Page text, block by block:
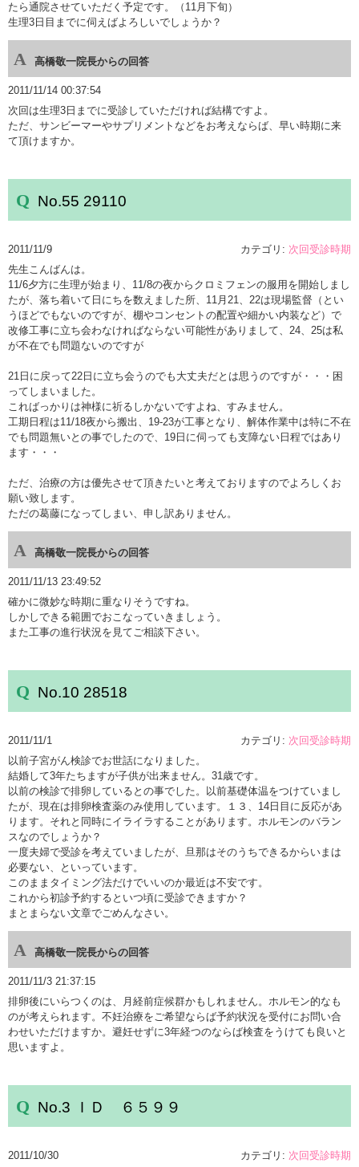
たら通院させていただく予定です。（11月下旬）
生理3日目までに伺えばよろしいでしょうか？
高橋敬一院長からの回答
2011/11/14 00:37:54
次回は生理3日までに受診していただければ結構ですよ。
ただ、サンビーマーやサプリメントなどをお考えならば、早い時期に来
て頂けますか。
No.55 29110
カテゴリ: 次回受診時期
2011/11/9
先生こんばんは。
11/6夕方に生理が始まり、11/8の夜からクロミフェンの服用を開始しまし
たが、落ち着いて日にちを数えました所、11月21、22は現場監督（とい
うほどでもないのですが、棚やコンセントの配置や細かい内装など）で
改修工事に立ち会わなければならない可能性がありまして、24、25は私
が不在でも問題ないのですが
21日に戻って22日に立ち会うのでも大丈夫だとは思うのですが・・・困
ってしまいました。
こればっかりは神様に祈るしかないですよね、すみません。
工期日程は11/18夜から搬出、19-23が工事となり、解体作業中は特に不在
でも問題無いとの事でしたので、19日に伺っても支障ない日程ではあり
ます・・・
ただ、治療の方は優先させて頂きたいと考えておりますのでよろしくお
願い致します。
ただの葛藤になってしまい、申し訳ありません。
高橋敬一院長からの回答
2011/11/13 23:49:52
確かに微妙な時期に重なりそうですね。
しかしできる範囲でおこなっていきましょう。
また工事の進行状況を見てご相談下さい。
No.10 28518
カテゴリ: 次回受診時期
2011/11/1
以前子宮がん検診でお世話になりました。
結婚して3年たちますが子供が出来ません。31歳です。
以前の検診で排卵しているとの事でした。以前基礎体温をつけていまし
たが、現在は排卵検査薬のみ使用しています。１３、14日目に反応があ
ります。それと同時にイライラすることがあります。ホルモンのバラン
スなのでしょうか？
一度夫婦で受診を考えていましたが、旦那はそのうちできるからいまは
必要ない、といっています。
このままタイミング法だけでいいのか最近は不安です。
これから初診予約するといつ頃に受診できますか？
まとまらない文章でごめんなさい。
高橋敬一院長からの回答
2011/11/3 21:37:15
排卵後にいらつくのは、月経前症候群かもしれません。ホルモン的なも
のが考えられます。不妊治療をご希望ならば予約状況を受付にお問い合
わせいただけますか。避妊せずに3年経つのならば検査をうけても良いと
思いますよ。
No.3 ＩＤ ６５９９
カテゴリ: 次回受診時期
2011/10/30